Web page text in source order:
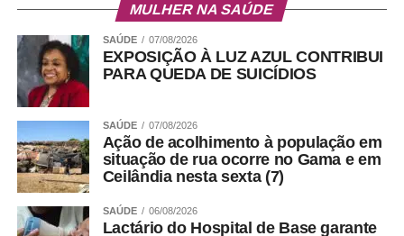
MULHER NA SAÚDE
SAÚDE 07/08/2026
EXPOSIÇÃO À LUZ AZUL CONTRIBUI
PARA QUEDA DE SUICÍDIOS
SAÚDE 07/08/2026
Ação de acolhimento à população em
situação de rua ocorre no Gama e em
Ceilândia nesta sexta (7)
SAÚDE 06/08/2026
Lactário do Hospital de Base garante